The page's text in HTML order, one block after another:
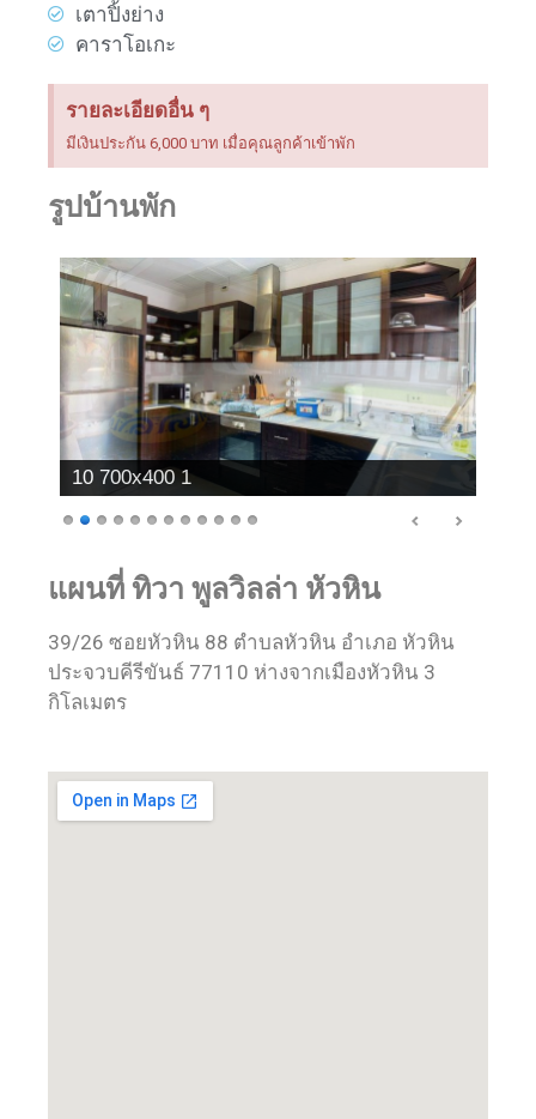
เตาปิ้งย่าง
คาราโอเกะ
รายละเอียดอื่น ๆ
มีเงินประกัน 6,000 บาท เมื่อคุณลูกค้าเข้าพัก
รูปบ้านพัก
10 700x400 1
แผนที่ ทิวา พูลวิลล่า หัวหิน
39/26 ซอยหัวหิน 88 ตำบลหัวหิน อำเภอ หัวหิน
ประจวบคีรีขันธ์ 77110 ห่างจากเมืองหัวหิน 3
กิโลเมตร